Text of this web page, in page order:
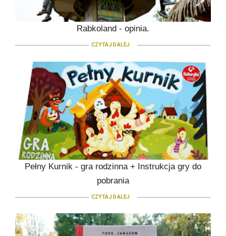
Rabkoland - opinia.
CZYTAJ DALEJ
Pełny Kurnik - gra rodzinna + Instrukcja gry do
pobrania
CZYTAJ DALEJ